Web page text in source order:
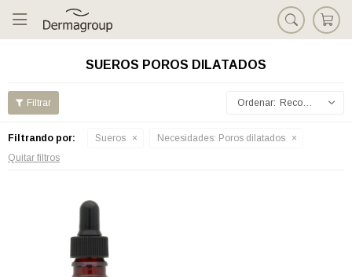

SUEROS POROS DILATADOS
Recomendados
Filtrando por: Sueros Necesidades: Poros dilatados
Quitar filtros